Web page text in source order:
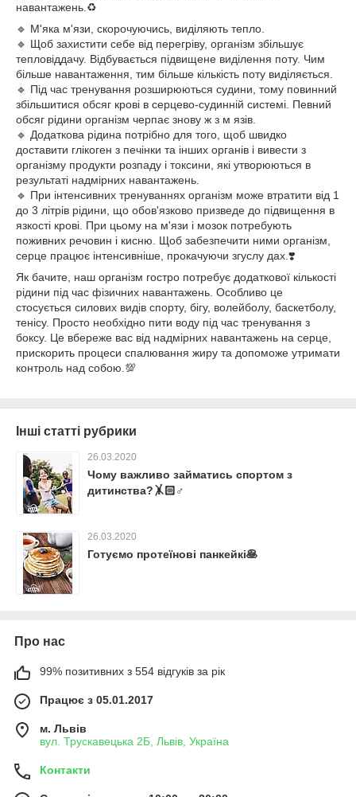
навантажень.♻️
🔹 М'яка м'язи, скорочуючись, виділяють тепло.
🔹 Щоб захистити себе від перегріву, організм збільшує
тепловіддачу. Відбувається підвищене виділення поту. Чим
більше навантаження, тим більше кількість поту виділяється.
🔹 Під час тренування розширюються судини, тому повинний
збільшитися обсяг крові в серцево-судинній системі. Певний
обсяг рідини організм черпає знову ж з м язів.
🔹 Додаткова рідина потрібно для того, щоб швидко
доставити глікоген з печінки та інших органів і вивести з
організму продукти розпаду і токсини, які утворюються в
результаті надмірних навантажень.
🔹 При інтенсивних тренуваннях організм може втратити від 1
до 3 літрів рідини, що обов'язково призведе до підвищення в
язкості крові. При цьому на м'язи і мозок потребують
поживних речовин і кисню. Щоб забезпечити ними організм,
серце працює інтенсивніше, прокачуючи згуслу дах.❣️
Як бачите, наш організм гостро потребує додаткової кількості
рідини під час фізичних навантажень. Особливо це
стосується силових видів спорту, бігу, волейболу, баскетболу,
тенісу. Просто необхідно пити воду під час тренування з
боксу. Це вбереже вас від надмірних навантажень на серце,
прискорить процеси спалювання жиру та допоможе утримати
контроль над собою.💯
Інші статті рубрики
26.03.2020
Чому важливо займатись спортом з
дитинства?🤸🏻♂️
26.03.2020
Готуємо протеїнові панкейкі🥞
Про нас
99% позитивних з 554 відгуків за рік
Працює з 05.01.2017
м. Львів
вул. Трускавецька 2Б, Львів, Україна
Контакти